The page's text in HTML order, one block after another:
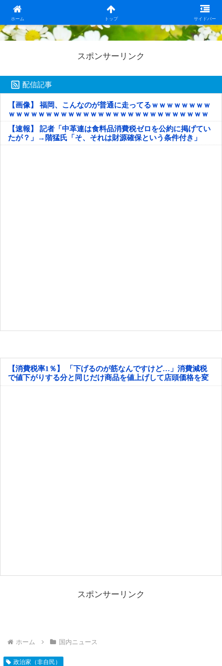
ホーム トップ サイドバー
日本第一！ニュース録
スポンサーリンク
配信記事
【画像】 福岡、こんなのが普通に走ってるｗｗｗｗｗｗｗｗ
ｗｗｗｗｗｗｗｗｗｗｗｗｗｗｗｗｗｗｗｗｗｗｗｗｗｗｗ
ｗｗｗｗｗ
【速報】 記者「中革連は食料品消費税ゼロを公約に掲げてい
たが？」→階猛氏「そ、それは財源確保という条件付き」
【消費税率1％】 「下げるのが筋なんですけど…」消費減税
で値下がりする分と同じだけ商品を値上げして店頭価格を変
えない店も
スポンサーリンク
ホーム 国内ニュース
政治家（非自民）